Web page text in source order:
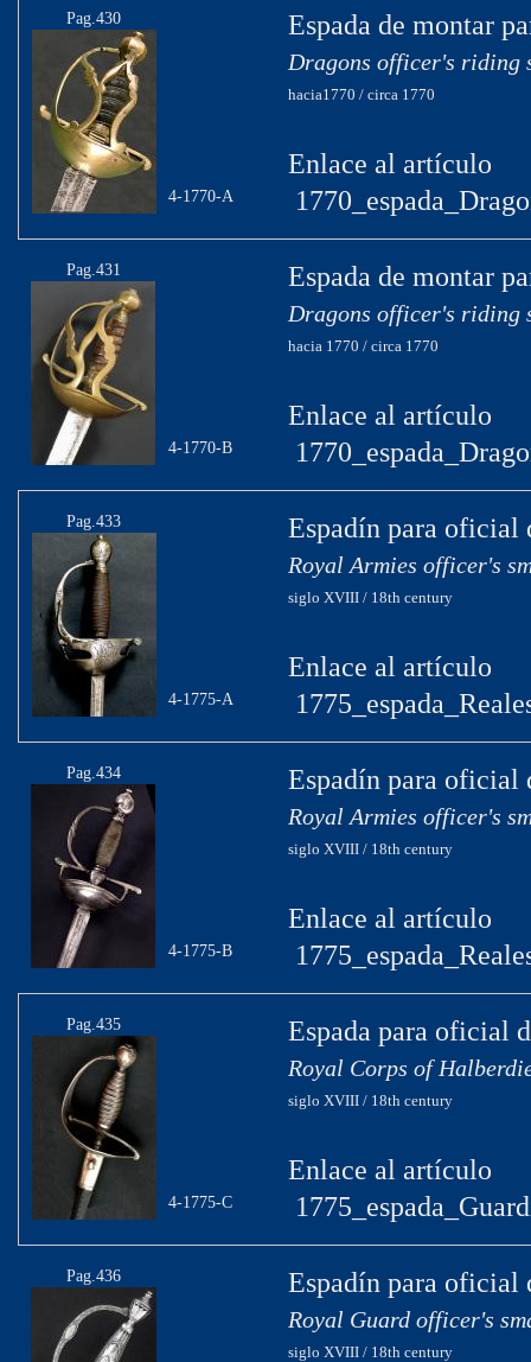
Pag.430
4-1770-A
Espada de montar
Dragons officer's riding
hacia1770 / circa 1770
Enlace al artículo
Pag.431
4-1770-B
Espada de montar
Dragons officer's riding
hacia 1770 / circa 1770
Enlace al artículo
Pag.433
4-1775-A
Espadín para oficial
Royal Armies officer's
siglo XVIII / 18th century
Enlace al artículo
Pag.434
4-1775-B
Espadín para oficial
Royal Armies officer's
siglo XVIII / 18th century
Enlace al artículo
Pag.435
4-1775-C
Espada para oficial
Royal Corps of
siglo XVIII / 18th century
Enlace al artículo
Pag.436 Espadín para oficial
Royal Guard officer's
siglo XVIII / 18th century